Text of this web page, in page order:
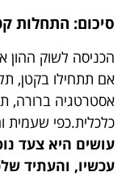
סיכום: התחלות
הכניסה לשוק ההון
אם תתחילו בקטן,
אסטרטגיה ברורה,
כלכלית.כפי שעמית
עושים היא צעד
עכשיו, והעתיד